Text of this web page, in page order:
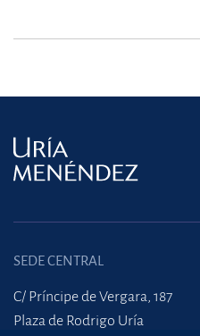
SEDE CENTRAL
C/ Príncipe de Vergara, 187
Plaza de Rodrigo Uría